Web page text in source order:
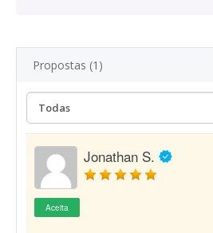
Propostas (1)
Jonathan S.
Aceita